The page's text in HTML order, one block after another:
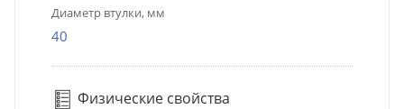
Диаметр втулки, мм
40
Физические свойства